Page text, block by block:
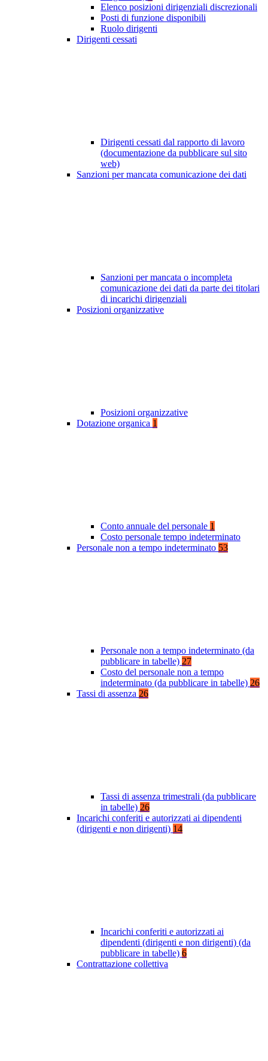
Elenco posizioni dirigenziali discrezionali
Posti di funzione disponibili
Ruolo dirigenti
Dirigenti cessati
Dirigenti cessati dal rapporto di lavoro
(documentazione da pubblicare sul sito
web)
Sanzioni per mancata comunicazione dei dati
Sanzioni per mancata o incompleta
comunicazione dei dati da parte dei titolari
di incarichi dirigenziali
Posizioni organizzative
Posizioni organizzative
Dotazione organica 1
Conto annuale del personale 1
Costo personale tempo indeterminato
Personale non a tempo indeterminato 53
Personale non a tempo indeterminato (da
pubblicare in tabelle) 27
Costo del personale non a tempo
indeterminato (da pubblicare in tabelle) 26
Tassi di assenza 26
Tassi di assenza trimestrali (da pubblicare
in tabelle) 26
Incarichi conferiti e autorizzati ai dipendenti
(dirigenti e non dirigenti) 14
Incarichi conferiti e autorizzati ai
dipendenti (dirigenti e non dirigenti) (da
pubblicare in tabelle) 6
Contrattazione collettiva